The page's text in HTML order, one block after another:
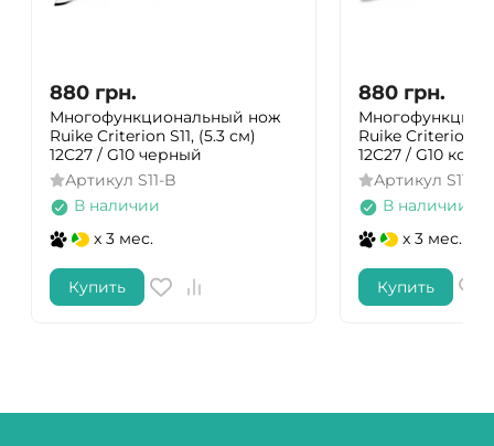
880 грн.
Многофункциональный нож
Ruike Criterion S11, (5.3 см)
12C27 / G10 черный
Артикул S11-B
В наличии
x 3 мес.
Купить
880 грн.
Ruike Criterion
12C27 / G10
Артикул S11-N
В наличии
x 3 мес.
Купить